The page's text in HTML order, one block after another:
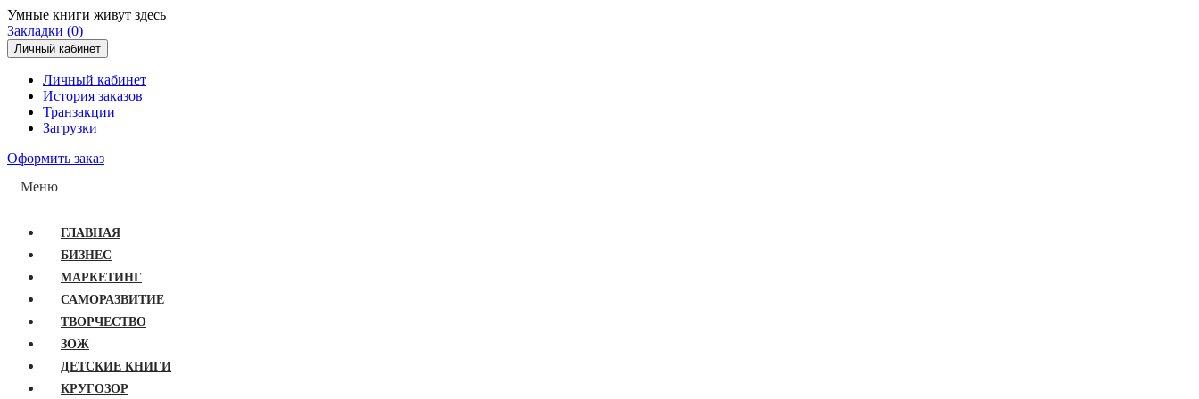
Умные книги живут здесь
Закладки (0)
Личный кабинет
Личный кабинет
История заказов
Транзакции
Загрузки
Оформить заказ
Меню
ГЛАВНАЯ
БИЗНЕС
МАРКЕТИНГ
САМОРАЗВИТИЕ
ТВОРЧЕСТВО
ЗОЖ
ДЕТСКИЕ КНИГИ
КРУГОЗОР